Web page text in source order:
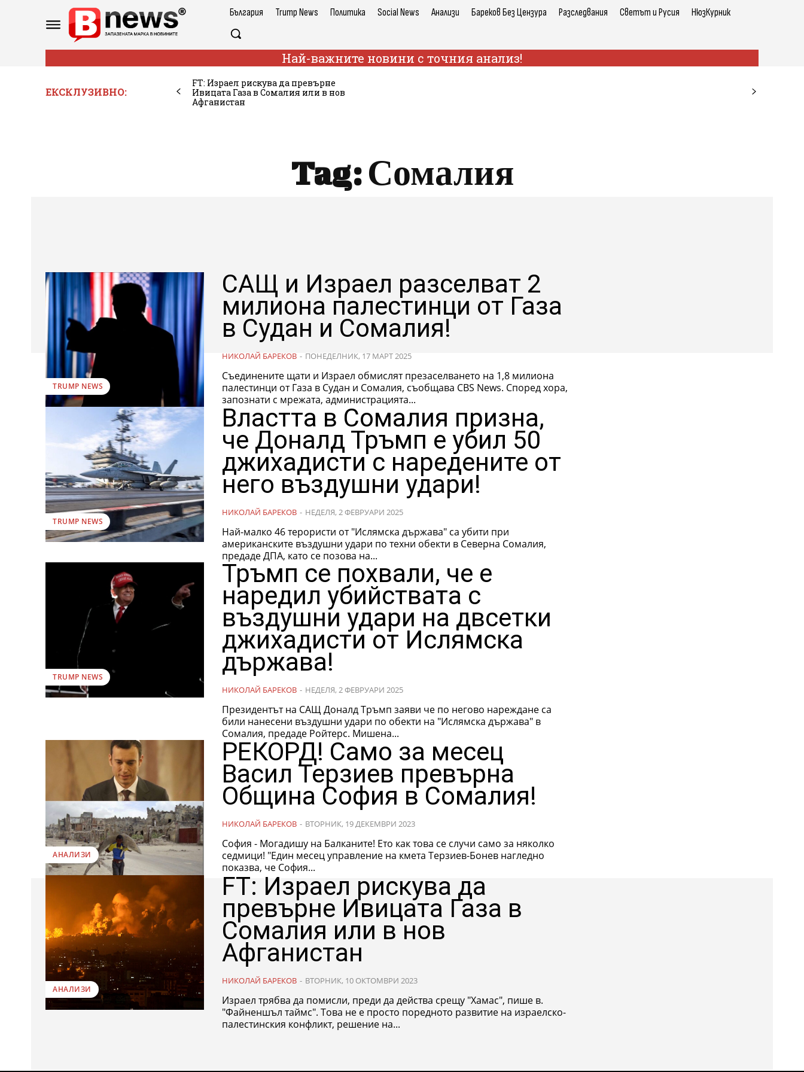
България Trump News Политика Social News Анализи Бареков Без Цензура Разследвания Светът и Русия НюзКурник
Най-важните новини с точния анализ!
ЕКСКЛУЗИВНО:
FT: Израел рискува да превърне
Ивицата Газа в Сомалия или в нов
Афганистан
Tag:Сомалия
TRUMP NEWS
САЩ и Израел разселват 2
милиона палестинци от Газа
в Судан и Сомалия!
НИКОЛАЙ БАРЕКОВ - ПОНЕДЕЛНИК, 17 МАРТ 2025
Съединените щати и Израел обмислят презаселването на 1,8 милиона
палестинци от Газа в Судан и Сомалия, съобщава CBS News. Според хора,
запознати с мрежата, администрацията...
TRUMP NEWS
Властта в Сомалия призна,
че Доналд Тръмп е убил 50
джихадисти с наредените от
него въздушни удари!
НИКОЛАЙ БАРЕКОВ - НЕДЕЛЯ, 2 ФЕВРУАРИ 2025
Най-малко 46 терористи от "Ислямска държава" са убити при
американските въздушни удари по техни обекти в Северна Сомалия,
предаде ДПА, като се позова на...
TRUMP NEWS
Тръмп се похвали, че е
наредил убийствата с
въздушни удари на двсетки
джихадисти от Ислямска
държава!
НИКОЛАЙ БАРЕКОВ - НЕДЕЛЯ, 2 ФЕВРУАРИ 2025
Президентът на САЩ Доналд Тръмп заяви че по негово нареждане са
били нанесени въздушни удари по обекти на "Ислямска държава" в
Сомалия, предаде Ройтерс. Мишена...
АНАЛИЗИ
РЕКОРД! Само за месец
Васил Терзиев превърна
Община София в Сомалия!
НИКОЛАЙ БАРЕКОВ - ВТОРНИК, 19 ДЕКЕМВРИ 2023
София - Могадишу на Балканите! Ето как това се случи само за няколко
седмици! "Един месец управление на кмета Терзиев-Бонев нагледно
показва, че София...
АНАЛИЗИ
FT: Израел рискува да
превърне Ивицата Газа в
Сомалия или в нов
Афганистан
НИКОЛАЙ БАРЕКОВ - ВТОРНИК, 10 ОКТОМВРИ 2023
Израел трябва да помисли, преди да действа срещу "Хамас", пише в.
"Файненшъл таймс". Това не е просто поредното развитие на израелско-
палестинския конфликт, решение на...